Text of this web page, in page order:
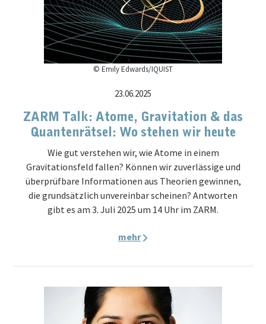
© Emily Edwards/IQUIST
23.06.2025
ZARM Talk: Atome, Gravitation & das
Quantenrätsel: Wo stehen wir heute
Wie gut verstehen wir, wie Atome in einem
Gravitationsfeld fallen? Können wir zuverlässige und
überprüfbare Informationen aus Theorien gewinnen,
die grundsätzlich unvereinbar scheinen? Antworten
gibt es am 3. Juli 2025 um 14 Uhr im ZARM.
mehr